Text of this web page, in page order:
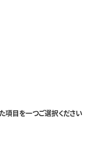
項目を一つご選択ください